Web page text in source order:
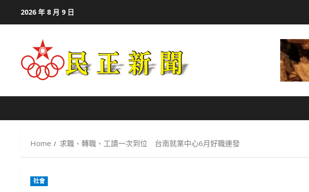
2026 年 8 月 9 日
Home 求職、轉職、工讀一次到位 台南就業中心6月好職連發
社會